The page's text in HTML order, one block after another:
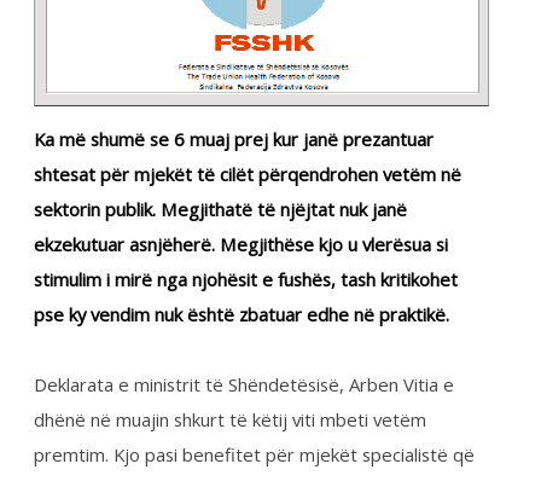
Ka më shumë se 6 muaj prej kur janë prezantuar
shtesat për mjekët të cilët përqendrohen vetëm në
sektorin publik. Megjithatë të njëjtat nuk janë
ekzekutuar asnjëherë. Megjithëse kjo u vlerësua si
stimulim i mirë nga njohësit e fushës, tash kritikohet
pse ky vendim nuk është zbatuar edhe në praktikë.
Deklarata e ministrit të Shëndetësisë, Arben Vitia e
dhënë në muajin shkurt të këtij viti mbeti vetëm
premtim. Kjo pasi benefitet për mjekët specialistë që
punojnë vetëm në sektorin publik asnjëherë nuk u
“Si nismë është e mirë për shkak se do ta rris cilësinë
dhe përkushtimin e mjekëve në sektorin shtetëror të
vendit, por kjo duhet të përcillet me verpime